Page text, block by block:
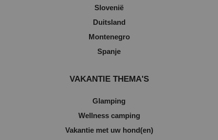
Slovenië
Duitsland
Montenegro
Spanje
VAKANTIE THEMA'S
Glamping
Wellness camping
Vakantie met uw hond(en)